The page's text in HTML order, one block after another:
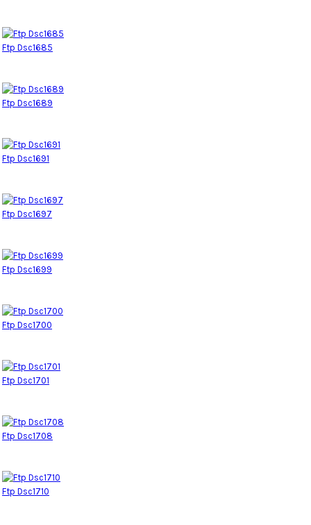
Ftp Dsc1685
Ftp Dsc1689
Ftp Dsc1691
Ftp Dsc1697
Ftp Dsc1699
Ftp Dsc1700
Ftp Dsc1701
Ftp Dsc1708
Ftp Dsc1710